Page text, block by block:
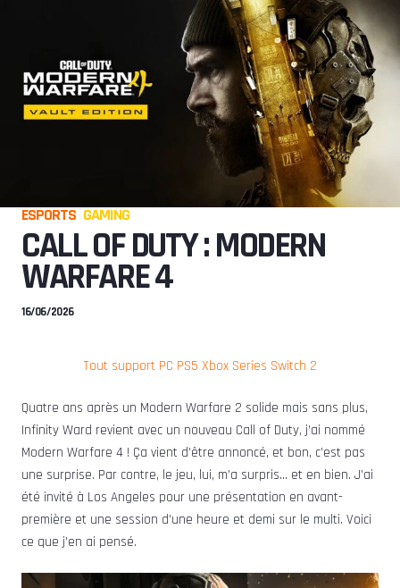
ESPORTS GAMING
CALL OF DUTY : MODERN
WARFARE 4
16/06/2026
Tout support PC PS5 Xbox Series Switch 2
Quatre ans après un Modern Warfare 2 solide mais sans plus,
Infinity Ward revient avec un nouveau Call of Duty, j’ai nommé
Modern Warfare 4 ! Ça vient d’être annoncé, et bon, c’est pas
une surprise. Par contre, le jeu, lui, m’a surpris… et en bien. J’ai
été invité à Los Angeles pour une présentation en avant-
première et une session d’une heure et demi sur le multi. Voici
ce que j’en ai pensé.